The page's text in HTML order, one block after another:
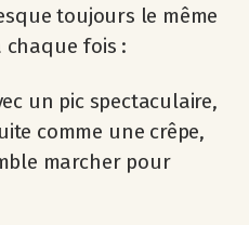
toujours le même
chaque fois :
un pic spectaculaire,
comme une crêpe,
marcher pour